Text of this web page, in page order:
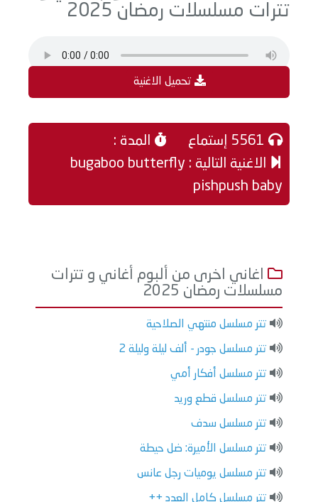
تترات مسلسلات رمضان 2025
تحميل الاغنية
المدة :
الاغنية التالية : bugaboo butterfly
pishpush baby
اغاني اخرى من ألبوم أغاني و تترات
مسلسلات رمضان 2025
تتر مسلسل منتهي الصلاحية
تتر مسلسل جودر - ألف ليلة وليلة 2
تتر مسلسل أفكار أمي
تتر مسلسل قطع وريد
تتر مسلسل سدف
تتر مسلسل الأميرة: ضل حيطة
تتر مسلسل يوميات رجل عانس
تتر مسلسل كامل العدد ++